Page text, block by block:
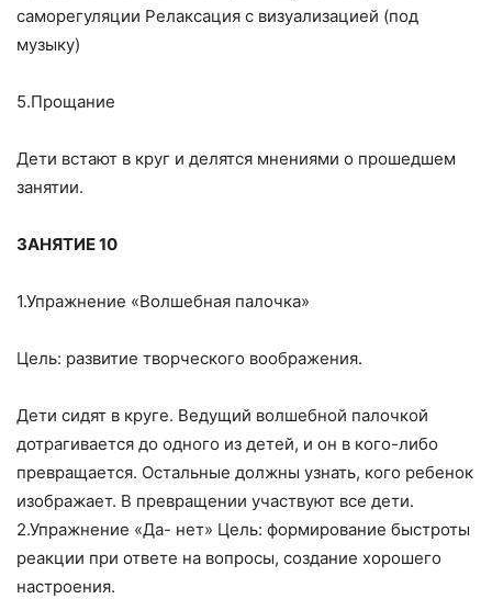
саморегуляции Релаксация с визуализацией (под
музыку)
5.Прощание
Дети встают в круг и делятся мнениями о прошедшем
занятии.
ЗАНЯТИЕ 10
1.Упражнение «Волшебная палочка»
Цель: развитие творческого воображения.
Дети сидят в круге. Ведущий волшебной палочкой
дотрагивается до одного из детей, и он в кого-либо
превращается. Остальные должны узнать, кого ребенок
изображает. В превращении участвуют все дети.
2.Упражнение «Да- нет» Цель: формирование быстроты
реакции при ответе на вопросы, создание хорошего
настроения.